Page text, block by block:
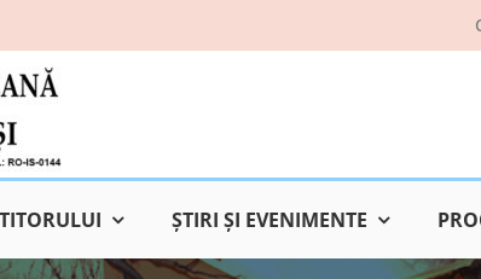
ŞTIRI ŞI EVENIMENTE